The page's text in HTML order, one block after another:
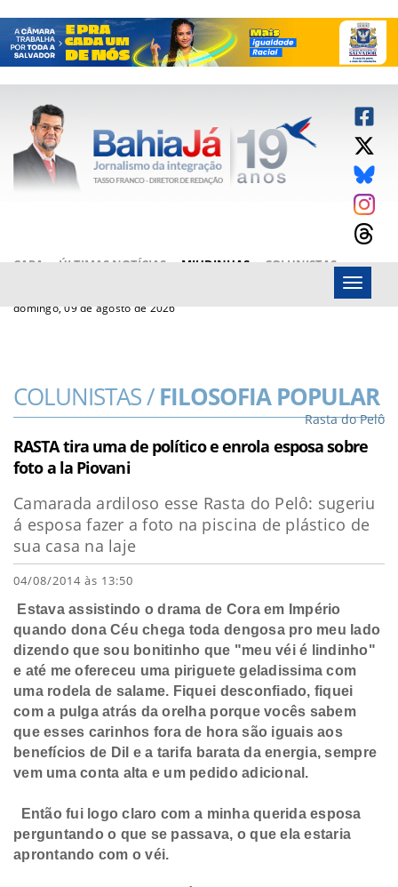
CAPA ÚLTIMAS NOTÍCIAS MIUDINHAS
COLUNISTAS
domingo, 09 de agosto de 2026
Menu
COLUNISTAS /FILOSOFIA POPULAR
Rasta do Pelô
RASTA tira uma de político e enrola esposa sobre
foto a la Piovani
Camarada ardiloso esse Rasta do Pelô: sugeriu
á esposa fazer a foto na piscina de plástico de
sua casa na laje
04/08/2014 às 13:50
Estava assistindo o drama de Cora em Império
quando dona Céu chega toda dengosa pro meu lado
dizendo que sou bonitinho que "meu véi é lindinho"
e até me ofereceu uma piriguete geladissima com
uma rodela de salame. Fiquei desconfiado, fiquei
com a pulga atrás da orelha porque vocês sabem
que esses carinhos fora de hora são iguais aos
benefícios de Dil e a tarifa barata da energia, sempre
vem uma conta alta e um pedido adicional.
Então fui logo claro com a minha querida esposa
perguntando o que se passava, o que ela estaria
aprontando com o véi.